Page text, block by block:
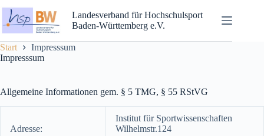
Landesverband für Hochschulsport
Baden-Württemberg e.V.
Start
Impresssum
Impresssum
Allgemeine Informationen gem. § 5 TMG, § 55 RStVG
Adresse:
Institut für Sportwissenschaften
Wilhelmstr.124